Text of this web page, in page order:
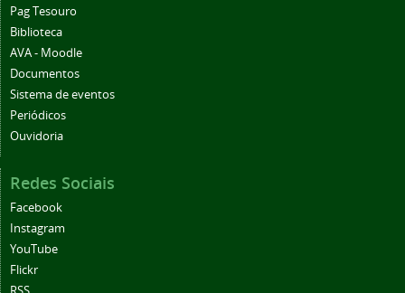
Pag Tesouro
Biblioteca
AVA - Moodle
Documentos
Sistema de eventos
Periódicos
Ouvidoria
Redes Sociais
Facebook
Instagram
YouTube
Flickr